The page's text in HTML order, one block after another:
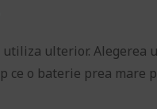
ulterior. Alegerea
ce o baterie prea mare